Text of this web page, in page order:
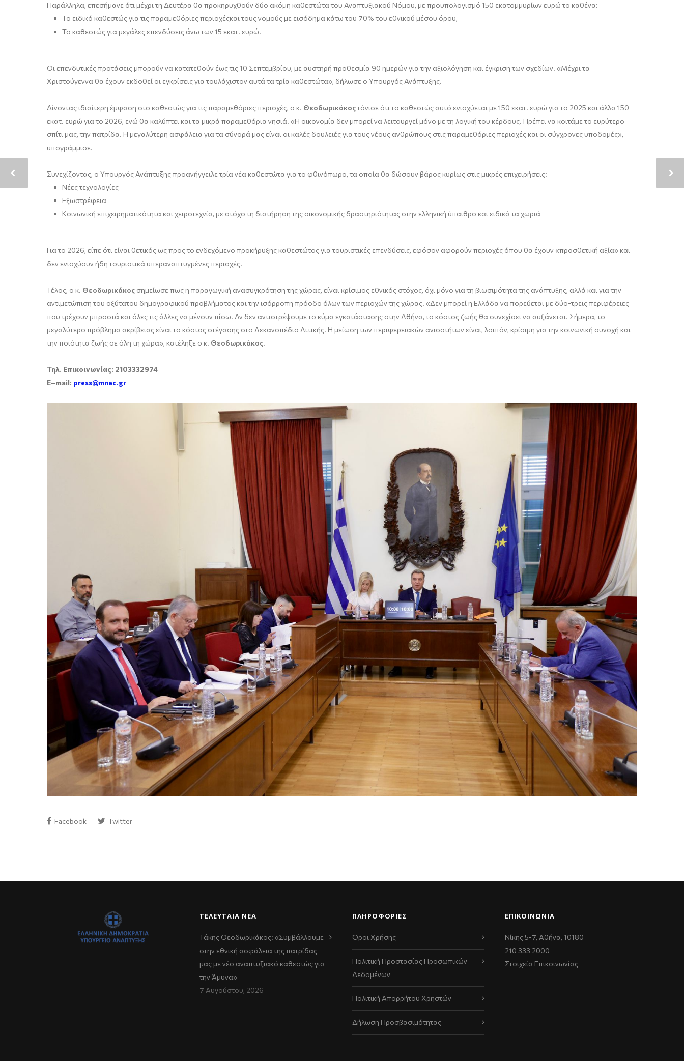
Παράλληλα, επεσήμανε ότι μέχρι τη Δευτέρα θα προκηρυχθούν δύο ακόμη καθεστώτα του Αναπτυξιακού Νόμου, με προϋπολογισμό 150 εκατομμυρίων ευρώ το καθένα:
Το ειδικό καθεστώς για τις παραμεθόριες περιοχέςκαι τους νομούς με εισόδημα κάτω του 70% του εθνικού μέσου όρου,
Το καθεστώς για μεγάλες επενδύσεις άνω των 15 εκατ. ευρώ.
Οι επενδυτικές προτάσεις μπορούν να κατατεθούν έως τις 10 Σεπτεμβρίου, με αυστηρή προθεσμία 90 ημερών για την αξιολόγηση και έγκριση των σχεδίων. «Μέχρι τα
Χριστούγεννα θα έχουν εκδοθεί οι εγκρίσεις για τουλάχιστον αυτά τα τρία καθεστώτα», δήλωσε ο Υπουργός Ανάπτυξης.
Δίνοντας ιδιαίτερη έμφαση στο καθεστώς για τις παραμεθόριες περιοχές, ο κ. Θεοδωρικάκοςτόνισε ότι το καθεστώς αυτό ενισχύεται με 150 εκατ. ευρώ για το 2025 και άλλα 150
εκατ. ευρώ για το 2026, ενώ θα καλύπτει και τα μικρά παραμεθόρια νησιά. «Η οικονομία δεν μπορεί να λειτουργεί μόνο με τη λογική του κέρδους. Πρέπει να κοιτάμε το ευρύτερο
σπίτι μας, την πατρίδα. Η μεγαλύτερη ασφάλεια για τα σύνορά μας είναι οι καλές δουλειές για τους νέους ανθρώπους στις παραμεθόριες περιοχές και οι σύγχρονες υποδομές»,
υπογράμμισε.
Συνεχίζοντας, ο Υπουργός Ανάπτυξης προανήγγειλε τρία νέα καθεστώτα για το φθινόπωρο, τα οποία θα δώσουν βάρος κυρίως στις μικρές επιχειρήσεις:
Νέες τεχνολογίες
Εξωστρέφεια
Κοινωνική επιχειρηματικότητα και χειροτεχνία, με στόχο τη διατήρηση της οικονομικής δραστηριότητας στην ελληνική ύπαιθρο και ειδικά τα χωριά
Για το 2026, είπε ότι είναι θετικός ως προς το ενδεχόμενο προκήρυξης καθεστώτος για τουριστικές επενδύσεις, εφόσον αφορούν περιοχές όπου θα έχουν «προσθετική αξία» και
δεν ενισχύουν ήδη τουριστικά υπεραναπτυγμένες περιοχές.
Τέλος, ο κ. Θεοδωρικάκος σημείωσε πως η παραγωγική ανασυγκρότηση της χώρας, είναι κρίσιμος εθνικός στόχος, όχι μόνο για τη βιωσιμότητα της ανάπτυξης, αλλά και για την
αντιμετώπιση του οξύτατου δημογραφικού προβλήματος και την ισόρροπη πρόοδο όλων των περιοχών της χώρας. «Δεν μπορεί η Ελλάδα να πορεύεται με δύο-τρεις περιφέρειες
που τρέχουν μπροστά και όλες τις άλλες να μένουν πίσω. Αν δεν αντιστρέψουμε το κύμα εγκατάστασης στην Αθήνα, το κόστος ζωής θα συνεχίσει να αυξάνεται. Σήμερα, το
μεγαλύτερο πρόβλημα ακρίβειας είναι το κόστος στέγασης στο Λεκανοπέδιο Αττικής. Η μείωση των περιφερειακών ανισοτήτων είναι, λοιπόν, κρίσιμη για την κοινωνική συνοχή και
την ποιότητα ζωής σε όλη τη χώρα», κατέληξε ο κ. Θεοδωρικάκος.
Τηλ. Επικοινωνίας: 2103332974
E–mail: press@mnec.gr
Facebook Twitter
ΤΕΛΕΥΤΑΊΑ ΝΈΑ
Τάκης Θεοδωρικάκος: «Συμβάλλουμε
στην εθνική ασφάλεια της πατρίδας
μας με νέο αναπτυξιακό καθεστώς για
την Άμυνα»
7 Αυγούστου, 2026
ΠΛΗΡΟΦΟΡΙΕΣ
Όροι Χρήσης
Πολιτική Προστασίας Προσωπικών
Δεδομένων
Πολιτική Απορρήτου Χρηστών
Δήλωση Προσβασιμότητας
ΕΠΙΚΟΙΝΩΝΊΑ
Νίκης 5-7, Αθήνα, 10180
210 333 2000
Στοιχεία Επικοινωνίας